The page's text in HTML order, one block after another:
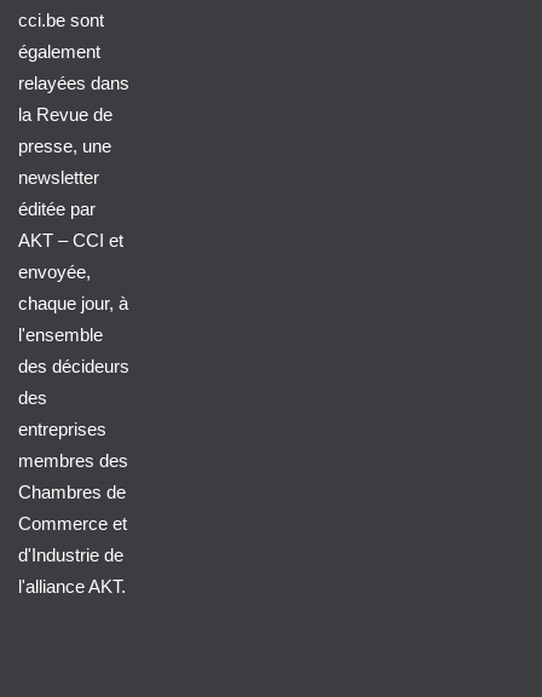
cci.be sont
également
relayées dans
la Revue de
presse, une
newsletter
éditée par
AKT – CCI et
envoyée,
chaque jour, à
l'ensemble
des décideurs
des
entreprises
membres des
Chambres de
Commerce et
d'Industrie de
l'alliance AKT.